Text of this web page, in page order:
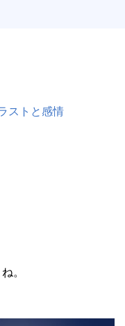
ストと感情
。